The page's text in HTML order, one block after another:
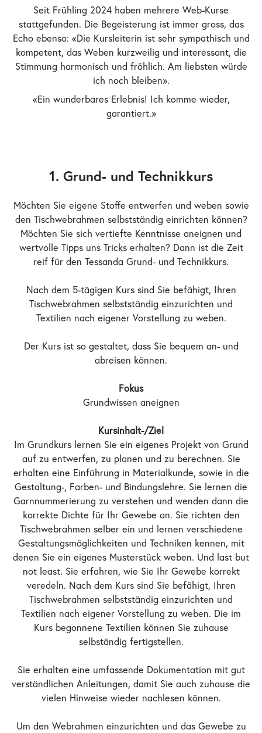
Seit Frühling 2024 haben mehrere Web-Kurse
stattgefunden. Die Begeisterung ist immer gross, das
Echo ebenso: «Die Kursleiterin ist sehr sympathisch und
kompetent, das Weben kurzweilig und interessant, die
Stimmung harmonisch und fröhlich. Am liebsten würde
ich noch bleiben».
«Ein wunderbares Erlebnis! Ich komme wieder,
garantiert.»
1. Grund- und Technikkurs
Möchten Sie eigene Stoffe entwerfen und weben sowie
den Tischwebrahmen selbstständig einrichten können?
Möchten Sie sich vertiefte Kenntnisse aneignen und
wertvolle Tipps uns Tricks erhalten? Dann ist die Zeit
reif für den Tessanda Grund- und Technikkurs.
Nach dem 5-tägigen Kurs sind Sie befähigt, Ihren
Tischwebrahmen selbstständig einzurichten und
Textilien nach eigener Vorstellung zu weben.
Der Kurs ist so gestaltet, dass Sie bequem an- und
abreisen können.
Fokus
Grundwissen aneignen
Kursinhalt-/Ziel
Im Grundkurs lernen Sie ein eigenes Projekt von Grund
auf zu entwerfen, zu planen und zu berechnen. Sie
erhalten eine Einführung in Materialkunde, sowie in die
Gestaltung-, Farben- und Bindungslehre. Sie lernen die
Garnnummerierung zu verstehen und wenden dann die
korrekte Dichte für Ihr Gewebe an. Sie richten den
Tischwebrahmen selber ein und lernen verschiedene
Gestaltungsmöglichkeiten und Techniken kennen, mit
denen Sie ein eigenes Musterstück weben. Und last but
not least. Sie erfahren, wie Sie Ihr Gewebe korrekt
veredeln. Nach dem Kurs sind Sie befähigt, Ihren
Tischwebrahmen selbstständig einzurichten und
Textilien nach eigener Vorstellung zu weben. Die im
Kurs begonnene Textilien können Sie zuhause
selbständig fertigstellen.
Sie erhalten eine umfassende Dokumentation mit gut
verständlichen Anleitungen, damit Sie auch zuhause die
vielen Hinweise wieder nachlesen können.
Um den Webrahmen einzurichten und das Gewebe zu